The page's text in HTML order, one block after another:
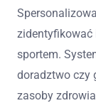
zidentyfikować
sportem.
doradztwo czy
zasoby